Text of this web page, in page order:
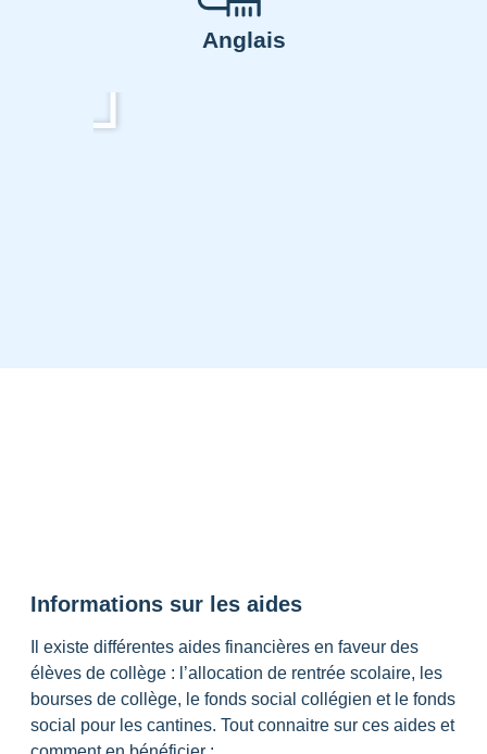
Anglais
Informations sur les aides
Il existe différentes aides financières en faveur des
élèves de collège : l’allocation de rentrée scolaire, les
bourses de collège, le fonds social collégien et le fonds
social pour les cantines. Tout connaitre sur ces aides et